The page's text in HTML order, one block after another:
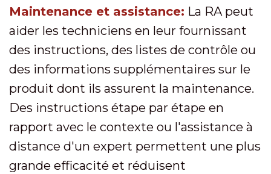
Maintenance et assistance: La RA peut
aider les techniciens en leur fournissant
des instructions, des listes de contrôle ou
des informations supplémentaires sur le
produit dont ils assurent la maintenance.
Des instructions étape par étape en
rapport avec le contexte ou l'assistance à
distance d'un expert permettent une plus
grande efficacité et réduisent